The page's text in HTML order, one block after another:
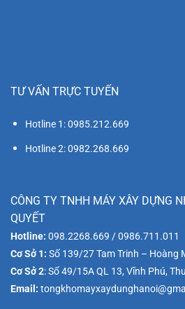
TƯ VẤN TRỰC TUYẾN
Hotline 1: 0985.212.669
Hotline 2: 0982.268.669
CÔNG TY TNHH MÁY XÂY DỰNG
QUYẾT
Hotline: 098.2268.669 / 0986.711.011
Cơ Sở 1: Số 139/27 Tam Trinh – Hoàng
Cơ Sở 2: Số 49/15A QL 13, Vĩnh Phú,
Email: